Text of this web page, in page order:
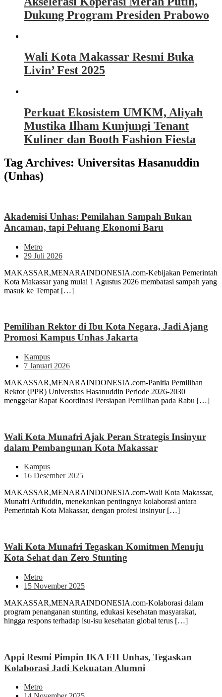
Dukung Program Presiden Prabowo
Wali Kota Makassar Resmi Buka
Livin’ Fest 2025
Perkuat Ekosistem UMKM, Aliyah
Mustika Ilham Kunjungi Tenant
Kuliner dan Booth Fashion Fiesta
Tag Archives: Universitas Hasanuddin
(Unhas)
Akademisi Unhas: Pemilahan Sampah Bukan
Ancaman, tapi Peluang Ekonomi Baru
Metro
29 Juli 2026
MAKASSAR,MENARAINDONESIA.com-Kebijakan Pemerintah
Kota Makassar yang mulai 1 Agustus 2026 membatasi sampah yang
masuk ke Tempat […]
Pemilihan Rektor di Ibu Kota Negara, Jadi Ajang
Promosi Kampus Unhas Jakarta
Kampus
7 Januari 2026
MAKASSAR,MENARAINDONESIA.com-Panitia Pemilihan
Rektor (PPR) Universitas Hasanuddin Periode 2026-2030
menggelar Rapat Koordinasi Persiapan Pemilihan pada Rabu […]
Wali Kota Munafri Ajak Peran Strategis Insinyur
dalam Pembangunan Kota Makassar
Kampus
16 Desember 2025
MAKASSAR,MENARAINDONESIA.com-Wali Kota Makassar,
Munafri Arifuddin, menekankan pentingnya kolaborasi antara
Pemerintah Kota Makassar, dengan profesi insinyur […]
Wali Kota Munafri Tegaskan Komitmen Menuju
Kota Sehat dan Zero Stunting
Metro
15 November 2025
MAKASSAR,MENARAINDONESIA.com-Kolaborasi dalam
program penanganan stunting, edukasi kesehatan masyarakat,
hingga respons terhadap isu-isu kesehatan global terus […]
Appi Resmi Pimpin IKA FH Unhas, Tegaskan
Kolaborasi Jadi Kekuatan Alumni
Metro